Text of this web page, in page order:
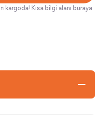
kargoda! Kısa bilgi alanı buraya